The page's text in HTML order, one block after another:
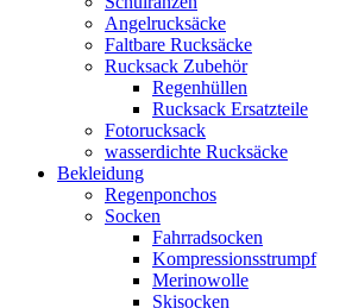
Angelrucksäcke
Faltbare Rucksäcke
Rucksack Zubehör
Regenhüllen
Rucksack Ersatzteile
Fotorucksack
wasserdichte Rucksäcke
Bekleidung
Regenponchos
Socken
Fahrradsocken
Kompressionsstrumpf
Merinowolle
Skisocken